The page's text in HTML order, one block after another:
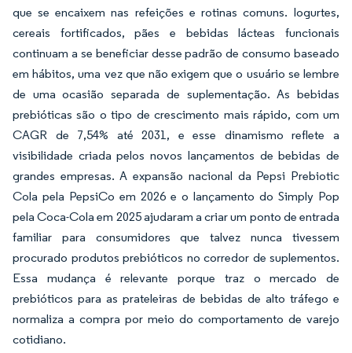
que se encaixem nas refeições e rotinas comuns. Iogurtes,
cereais fortificados, pães e bebidas lácteas funcionais
continuam a se beneficiar desse padrão de consumo baseado
em hábitos, uma vez que não exigem que o usuário se lembre
de uma ocasião separada de suplementação. As bebidas
prebióticas são o tipo de crescimento mais rápido, com um
CAGR de 7,54% até 2031, e esse dinamismo reflete a
visibilidade criada pelos novos lançamentos de bebidas de
grandes empresas. A expansão nacional da Pepsi Prebiotic
Cola pela PepsiCo em 2026 e o lançamento do Simply Pop
pela Coca-Cola em 2025 ajudaram a criar um ponto de entrada
familiar para consumidores que talvez nunca tivessem
procurado produtos prebióticos no corredor de suplementos.
Essa mudança é relevante porque traz o mercado de
prebióticos para as prateleiras de bebidas de alto tráfego e
normaliza a compra por meio do comportamento de varejo
cotidiano.